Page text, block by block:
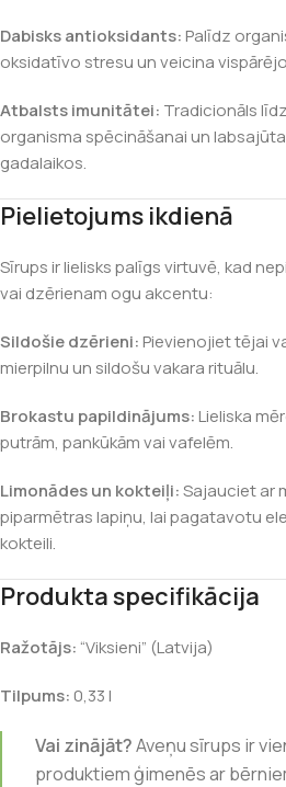
Dabisks antioksidants:Palīdz
oksidatīvo stresu un veicina
Atbalsts imunitātei: Tradicionāls
organisma spēcināšanai un
gadalaikos.
Pielietojums ikdienā
Sīrups ir lielisks palīgs virtuvē, kad
vai dzērienam ogu akcentu:
Sildošie dzērieni:Pievienojiet tējai
mierpilnu un sildošu vakara rituālu.
Brokastu papildinājums:Lieliska
putrām, pankūkām vai vafelēm.
Limonādes un kokteiļi:Sajauciet ar
piparmētras lapiņu, lai pagatavotu
kokteili.
Produkta specifikācija
Ražotājs:“Viksieni” (Latvija)
Tilpums:0,33 l
Vai zinājāt?Aveņu sīrups ir
produktiem ģimenēs ar